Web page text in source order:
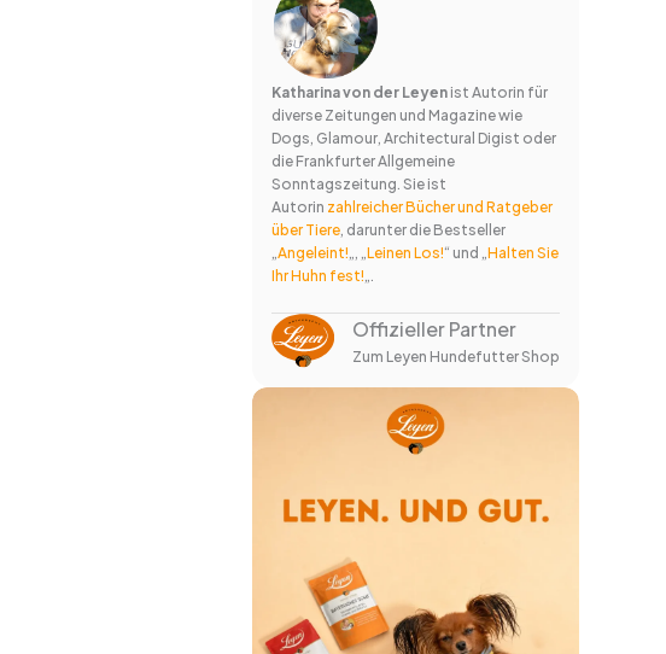
Katharina von der Leyen ist Autorin für
diverse Zeitungen und Magazine wie
Dogs, Glamour, Architectural Digist oder
die Frankfurter Allgemeine
Sonntagszeitung. Sie ist
Autorin zahlreicher Bücher und Ratgeber
über Tiere , darunter die Bestseller
„Angeleint! „, „Leinen Los!“ und „Halten Sie
Ihr Huhn fest!
Offizieller Partner
Zum Leyen Hundefutter Shop